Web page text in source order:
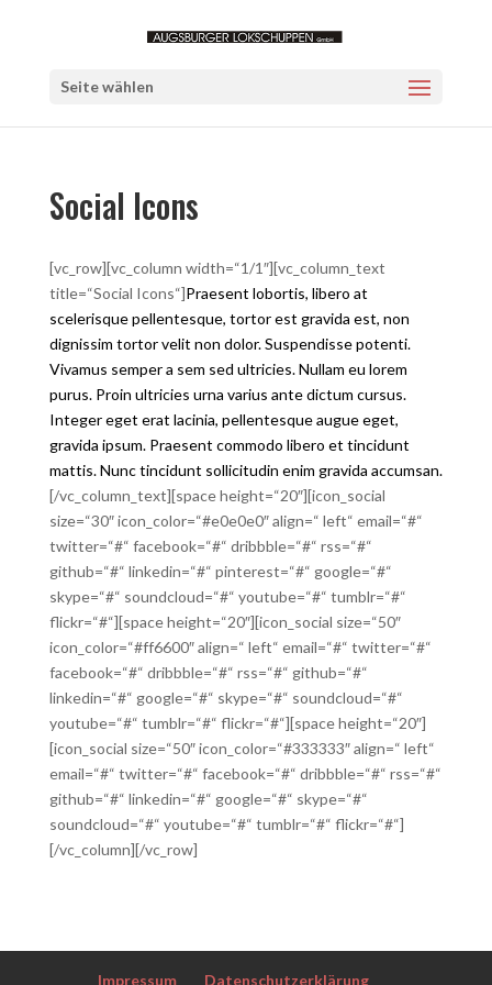
Seite wählen
Social Icons
[vc_row][vc_column width=“1/1″][vc_column_text
title=“Social Icons“]Praesent lobortis, libero at
scelerisque pellentesque, tortor est gravida est, non
dignissim tortor velit non dolor. Suspendisse potenti.
Vivamus semper a sem sed ultricies. Nullam eu lorem
purus. Proin ultricies urna varius ante dictum cursus.
Integer eget erat lacinia, pellentesque augue eget,
gravida ipsum. Praesent commodo libero et tincidunt
mattis. Nunc tincidunt sollicitudin enim gravida accumsan.
[/vc_column_text][space height=“20″][icon_social
size=“30″ icon_color=“#e0e0e0″ align=“ left“ email=“#“
twitter=“#“ facebook=“#“ dribbble=“#“ rss=“#“
github=“#“ linkedin=“#“ pinterest=“#“ google=“#“
skype=“#“ soundcloud=“#“ youtube=“#“ tumblr=“#“
flickr=“#“][space height=“20″][icon_social size=“50″
icon_color=“#ff6600″ align=“ left“ email=“#“ twitter=“#“
facebook=“#“ dribbble=“#“ rss=“#“ github=“#“
linkedin=“#“ google=“#“ skype=“#“ soundcloud=“#“
youtube=“#“ tumblr=“#“ flickr=“#“][space height=“20″]
[icon_social size=“50″ icon_color=“#333333″ align=“ left“
email=“#“ twitter=“#“ facebook=“#“ dribbble=“#“ rss=“#“
github=“#“ linkedin=“#“ google=“#“ skype=“#“
soundcloud=“#“ youtube=“#“ tumblr=“#“ flickr=“#“]
[/vc_column][/vc_row]
Impressum Datenschutzerklärung